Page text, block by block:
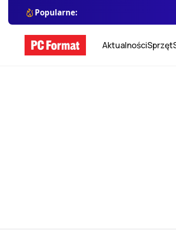
Popularne:
AktualnościSprzęt